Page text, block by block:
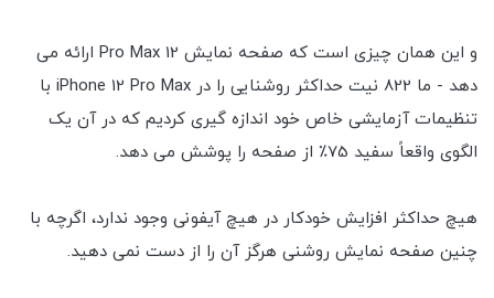
و این همان چیزی است که صفحه نمایش 12 Pro Max ارائه می
دهد - ما 822 نیت حداکثر روشنایی را در iPhone 12 Pro Max با
تنظیمات آزمایشی خاص خود اندازه گیری کردیم که در آن یک
الگوی واقعاً سفید 75٪ از صفحه را پوشش می دهد.
هیچ حداکثر افزایش خودکار در هیچ آیفونی وجود ندارد، اگرچه با
چنین صفحه نمایش روشنی هرگز آن را از دست نمی دهید.